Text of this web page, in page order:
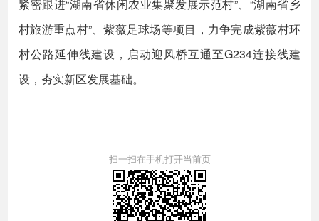
紧密跟进“湖南省休闲农业集聚发展示范村”、“湖南省乡
村旅游重点村”、紫薇足球场等项目，力争完成紫薇村环
村公路延伸线建设，启动迎风桥互通至G234连接线建
设，夯实新区发展基础。
扫一扫在手机打开当前页